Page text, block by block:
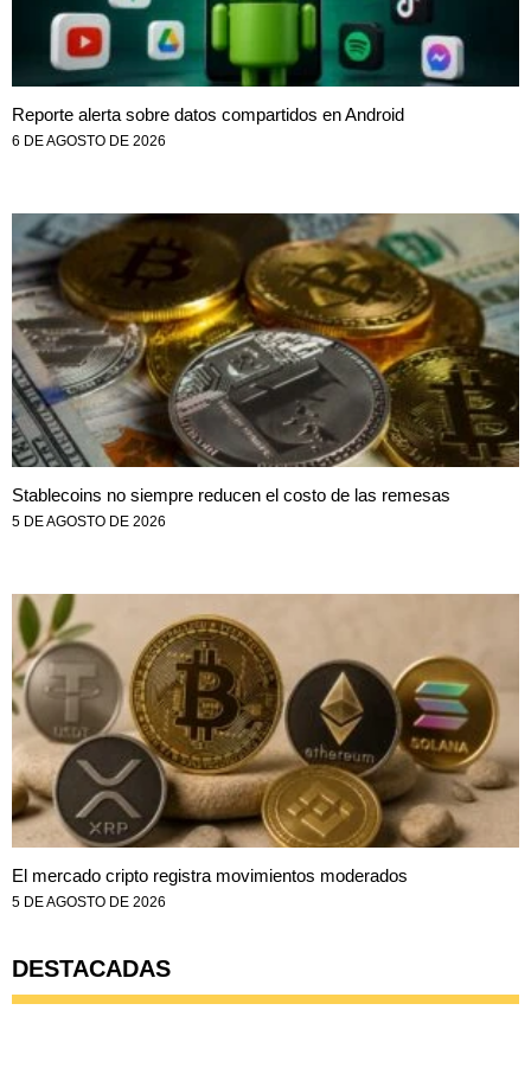
Reporte alerta sobre datos compartidos en Android
6 DE AGOSTO DE 2026
Stablecoins no siempre reducen el costo de las remesas
5 DE AGOSTO DE 2026
El mercado cripto registra movimientos moderados
5 DE AGOSTO DE 2026
DESTACADAS